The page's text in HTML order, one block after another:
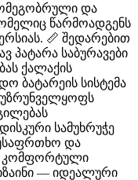
და
წარმოადგენს
📏 შედარებით
პატარა საბურავები
ქალაქის
ბატარეის სისტემა
უზრუნველყოფს
სამუხრუჭე
და
კომფორტული
— იდეალური